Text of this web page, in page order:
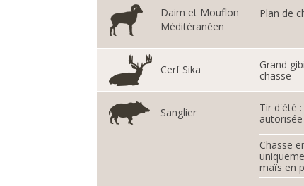
Daim et Mouflon
Méditéranéen
Plan de
Cerf Sika
Grand
chasse
Sanglier
Tir d'été
Chasse
maïs en